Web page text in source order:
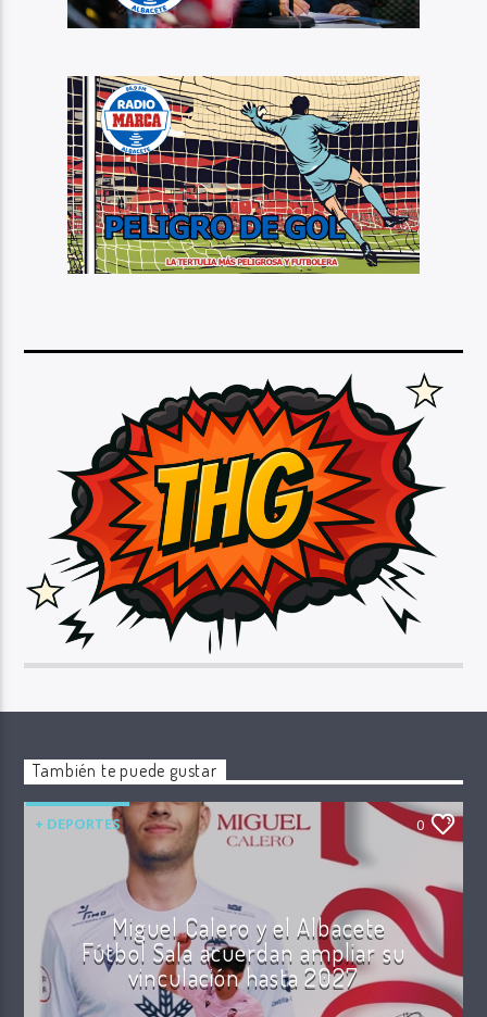
También te puede gustar
+ DEPORTES 0
Miguel Calero y el Albacete
Fútbol Sala acuerdan ampliar su
vinculación hasta 2027